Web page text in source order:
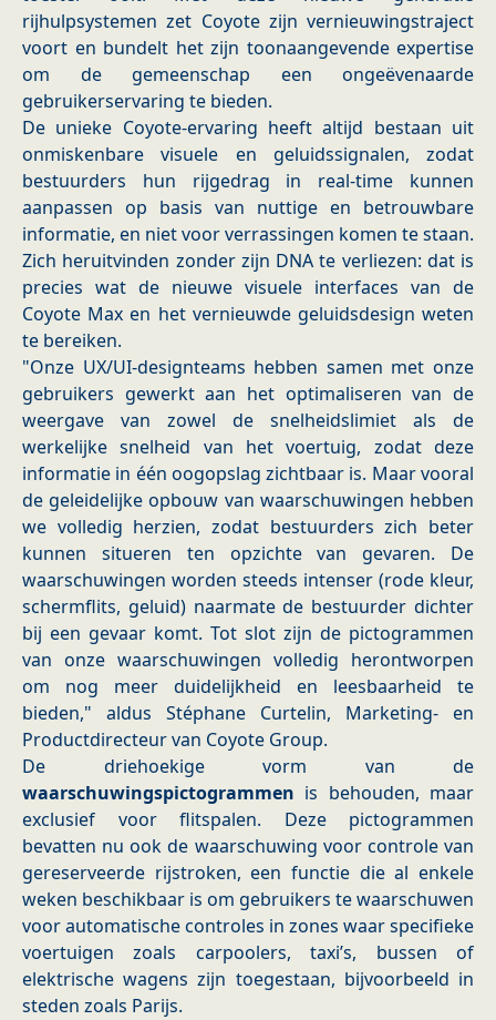
rijhulpsystemen zet Coyote zijn vernieuwingstraject
voort en bundelt het zijn toonaangevende expertise
om de gemeenschap een ongeëvenaarde
gebruikerservaring te bieden.
De unieke Coyote-ervaring heeft altijd bestaan uit
onmiskenbare visuele en geluidssignalen, zodat
bestuurders hun rijgedrag in real-time kunnen
aanpassen op basis van nuttige en betrouwbare
informatie, en niet voor verrassingen komen te staan.
Zich heruitvinden zonder zijn DNA te verliezen: dat is
precies wat de nieuwe visuele interfaces van de
Coyote Max en het vernieuwde geluidsdesign weten
te bereiken.
"Onze UX/UI-designteams hebben samen met onze
gebruikers gewerkt aan het optimaliseren van de
weergave van zowel de snelheidslimiet als de
werkelijke snelheid van het voertuig, zodat deze
informatie in één oogopslag zichtbaar is. Maar vooral
de geleidelijke opbouw van waarschuwingen hebben
we volledig herzien, zodat bestuurders zich beter
kunnen situeren ten opzichte van gevaren. De
waarschuwingen worden steeds intenser (rode kleur,
schermflits, geluid) naarmate de bestuurder dichter
bij een gevaar komt. Tot slot zijn de pictogrammen
van onze waarschuwingen volledig herontworpen
om nog meer duidelijkheid en leesbaarheid te
bieden," aldus Stéphane Curtelin, Marketing- en
Productdirecteur van Coyote Group.
De driehoekige vorm van de
waarschuwingspictogrammen is behouden, maar
exclusief voor flitspalen. Deze pictogrammen
bevatten nu ook de waarschuwing voor controle van
gereserveerde rijstroken, een functie die al enkele
weken beschikbaar is om gebruikers te waarschuwen
voor automatische controles in zones waar specifieke
voertuigen zoals carpoolers, taxi’s, bussen of
elektrische wagens zijn toegestaan, bijvoorbeeld in
steden zoals Parijs.